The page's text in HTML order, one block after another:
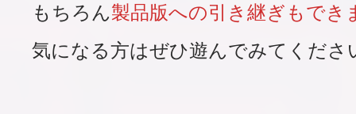
もちろん製品版への引き継ぎもでき
気になる方はぜひ遊んでみてくださ